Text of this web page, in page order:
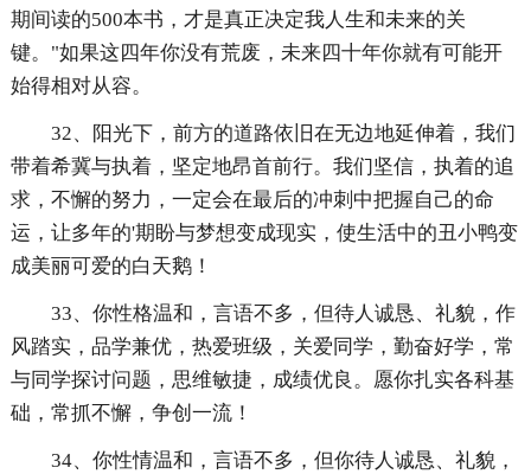
期间读的500本书，才是真正决定我人生和未来的关
键。"如果这四年你没有荒废，未来四十年你就有可能开
始得相对从容。
32、阳光下，前方的道路依旧在无边地延伸着，我们
带着希冀与执着，坚定地昂首前行。我们坚信，执着的追
求，不懈的努力，一定会在最后的冲刺中把握自己的命
运，让多年的'期盼与梦想变成现实，使生活中的丑小鸭变
成美丽可爱的白天鹅！
33、你性格温和，言语不多，但待人诚恳、礼貌，作
风踏实，品学兼优，热爱班级，关爱同学，勤奋好学，常
与同学探讨问题，思维敏捷，成绩优良。愿你扎实各科基
础，常抓不懈，争创一流！
34、你性情温和，言语不多，但你待人诚恳、礼貌，